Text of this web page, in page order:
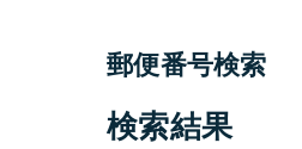
郵便番号検索
検索結果